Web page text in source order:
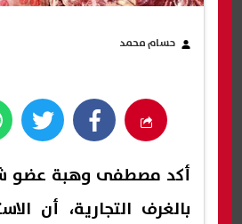
حسام محمد
أكد مصطفى وهبة عضو
بالغرف التجارية، أن